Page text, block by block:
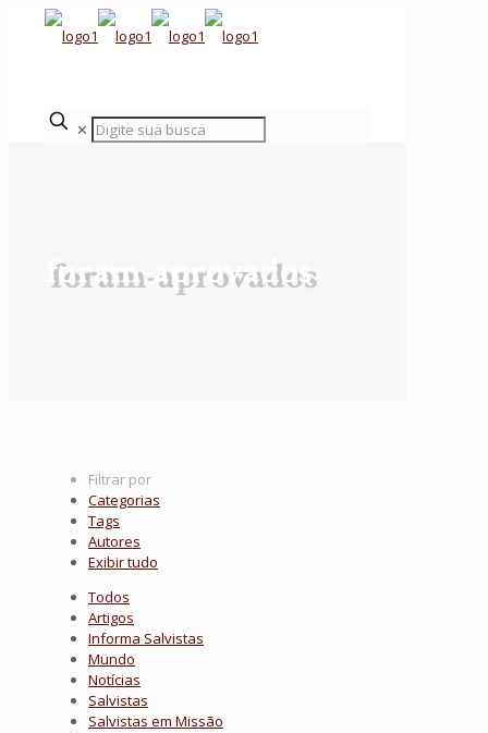
✕
foram-aprovados
Filtrar por
Categorias
Tags
Autores
Exibir tudo
Todos
Artigos
Informa Salvistas
Mundo
Notícias
Salvistas
Salvistas em Missão